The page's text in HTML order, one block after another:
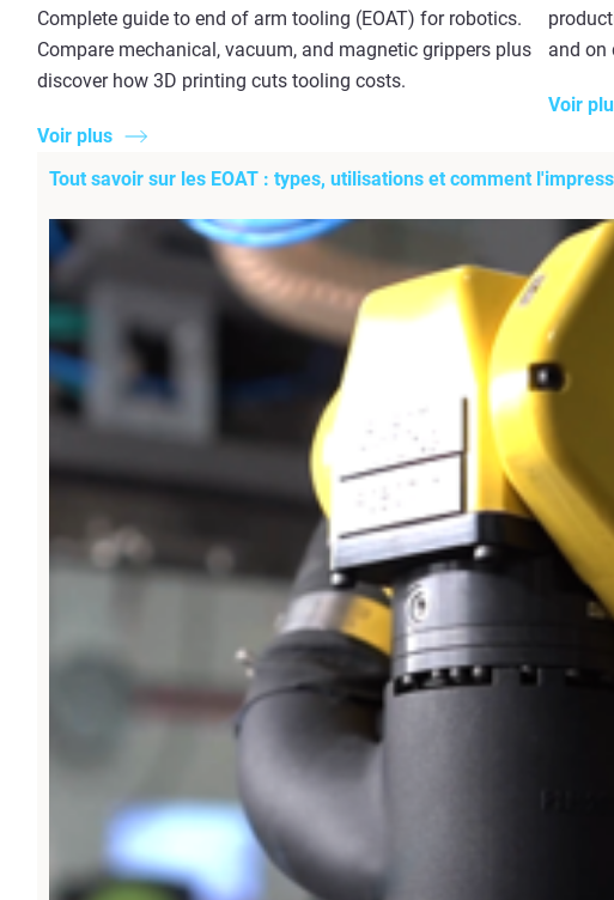
Complete guide to end of arm tooling (EOAT) for robotics.
Compare mechanical, vacuum, and magnetic grippers plus
discover how 3D printing cuts tooling costs.
Voir plus
and on
Voir
Tout savoir sur les EOAT : types, utilisations et comment